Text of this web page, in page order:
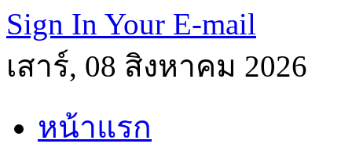
Sign In Your E-mail
เสาร์, 08 สิงหาคม 2026
หน้าแรก